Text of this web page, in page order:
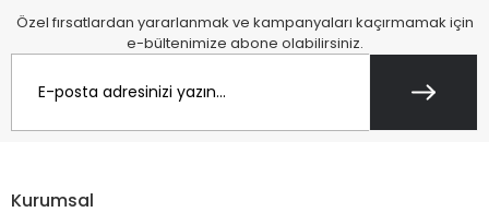
Özel fırsatlardan yararlanmak ve kampanyaları kaçırmamak için
e-bültenimize abone olabilirsiniz.
Kurumsal